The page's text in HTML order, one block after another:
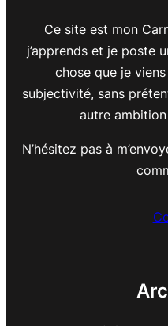
Ce site est mon
j’apprends et je poste
chose que je
subjectivité, sans
autre ambition
N’hésitez pas à